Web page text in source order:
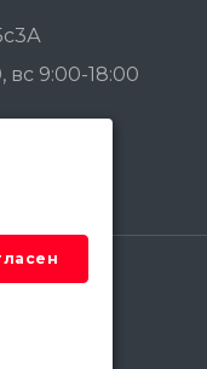
вс 9:00-18:00